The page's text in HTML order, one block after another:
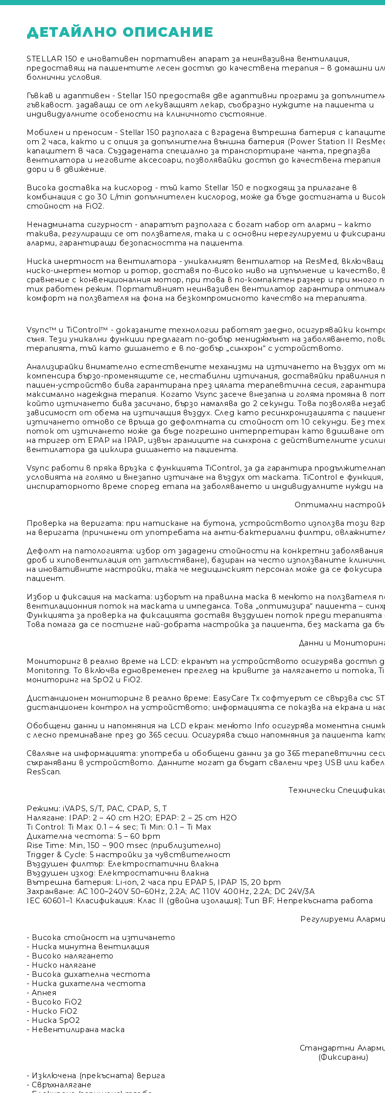
ДЕТАЙЛНО ОПИСАНИЕ
STELLAR 150 e иновативен портативен апарат за неинвазивна вентилация,
предоставящ на пациентите лесен достъп до качествена терапия – в домашни
болнични условия.
Гъвкав и адаптивен - Stellar 150 предоставя две адаптивни програми за
гъвкавост. задаващи се от лекуващият лекар, съобразно нуждите на пациента и
индивидуалните особености на клиничното състояние.
Мобилен и преносим - Stellar 150 разполага с вградена вътрешна батерия с
от 2 часа, както и с опция за допълнителна външна батерия (Power Station II
капацитет 8 часа. Създадената специално за транспортиране чанта, предпазва
вентилатора и неговите аксесоари, позволявайки достъп до качествена терапия
дори и в движение.
Висока доставка на кислород - тъй като Stellar 150 е подходящ за прилагане в
комбинация с до 30 L/min допълнителен кислород, може да бъде достигната и
стойност на FiO2.
Ненадмината сигурност - апаратът разполага с богат набор от аларми – както
такива, регулиращи се от ползвателя, така и с основни нерегулируеми и фиксирани
аларми, гарантиращи безопасността на пациента.
Ниска инертност на вентилатора - уникалният вентилатор на ResMed, включващ
ниско-инертен мотор и ротор, доставя по-високо ниво на изпълнение и качество, в
сравнение с конвенционалния мотор, при това в по-компактен размер и при много
тих работен режим. Портативният неинвазивен вентилатор гарантира
комфорт на ползвателя на фона на безкомпромисното качество на терапията.
Vsync™ и TiControl™ - доказаните технологии работят заедно, осигурявайки
съня. Тези уникални функции предлагат по-добър мениджмънт на заболяването,
терапията, тъй като дишането е в по-добър „синхрон“ с устройството.
Анализирайки внимателно естествените механизми на изтичането на въздух от
компенсира бързо-променящите се, нестабилни изтичания, доставяйки
пациен-устройство бива гарантирана през цялата терапевтична сесия,
максимално надеждна терапия. Когато Vsync засече внезапна и голяма промяна в
който изтичането бива засичано, бързо намалява до 2 секунди. Това позволява
зависимост от обема на изтичащия въздух. След като ресинхронизацията с
изтичането отново се връща до дефолтната си стойност от 10 секунди. Без
поток от изтичането може да бъде погрешно интерпретиран като вдишване
на тригер от EPAP на IPAP, извън границите на синхрона с действителните
вентилатора да циклира дишането на пациента.
Vsync работи в пряка връзка с функцията TiControl, за да гарантира
условията на голямо и внезапно изтичане на въздух от маската. TiControl е
инспираторното време според етапа на заболяването и индивидуалните нужди
Оптимални
Проверка на веригата: при натискане на бутона, устройството използва този
на веригата (причинени от употребата на анти-бактериални филтри,
Дефолт на патологията: избор от зададени стойности на конкретни
дроб и хиповентилация от затлъстяване), базиран на често използваните
на иновативните настройки, така че медицинският персонал може да се
пациент.
Избор и фиксация на маската: изборът на правилна маска в менюто на ползвателя
вентилационния поток на маската и импеданса. Това „оптимизира“ пациента –
Функцията за проверка на фиксацията доставя въздушен поток преди
Това помага да се постигне най-добрата настройка за пациента, без маската да
Данни и
Мониторинг в реално време на LCD: екранът на устройството осигурява достъп
Monitoring. То включва едновременен преглед на кривите за налягането и
мониторинг на SpO2 и FiO2.
Дистанционен мониторинг в реално време: EasyCare Tx софтуерът се свързва със
дистанционен контрол на устройството; информацията се показва на екрана и
Обобщени данни и напомняния на LCD екран: менюто Info осигурява моментна
с лесно преминаване през до 365 сесии. Осигурява също напомняния за пациента
Сваляне на информацията: употреба и обобщени данни за до 365 терапевтични
съхранявани в устройството. Данните могат да бъдат свалени чрез USB или
ResScan.
Технически
Режими: iVAPS, S/T, PAC, CPAP, S, T
Налягане: IPAP: 2 – 40 cm H2O; EPAP: 2 – 25 cm H2O
Ti Control: Ti Max: 0.1 – 4 sec; Ti Min: 0.1 – Ti Max
Дихателна честота: 5 – 60 bpm
Rise Time: Min, 150 – 900 msec (приблизително)
Trigger & Cycle: 5 настройки за чувствителност
Въздушен филтър: Електростатични влакна
Въздушен изход: Електростатични влакна
Вътрешна батерия: Li-ion, 2 часа при EPAP 5, IPAP 15, 20 bpm
Захранване: AC 100–240V 50–60Hz, 2.2A; AC 110V 400Hz, 2.2A; DC 24V/3A
IEC 60601–1 Класификация: Клас II (двойна изолация); Тип BF; Непрекъсната работа
Регулируеми Аларми
- Висока стойност на изтичането
- Ниска минутна вентилация
- Високо налягането
- Ниско налягане
- Висока дихателна честота
- Ниска дихателна честота
- Апнея
- Високo FiO2
- Ниско FiO2
- Ниска SpO2
- Невентилирана маска
Стандартни
(Фиксирани)
- Изключена (прекъсната) верига
- Свръхналягане